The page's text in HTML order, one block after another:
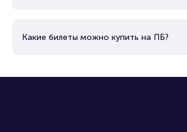
Какие билеты можно купить на ПБ?